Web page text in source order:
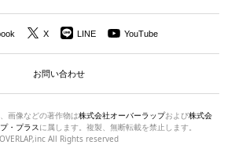
X LINE YouTube
お問い合わせ
画像などの著作物は株式会社オーバーラップおよび株式会
・プラスに属します。複製、無断転載を禁止します。
All Rights reserved